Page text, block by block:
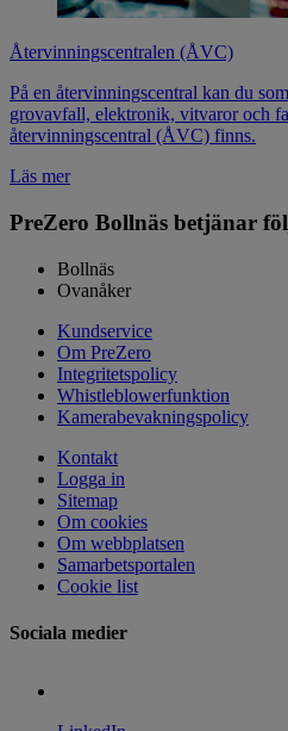
Återvinningscentralen (ÅVC)
På en återvinningscentral kan du
grovavfall, elektronik, vitvaror och
återvinningscentral (ÅVC) finns.
Läs mer
PreZero Bollnäs betjänar
Bollnäs
Ovanåker
Kundservice
Om PreZero
Integritetspolicy
Whistleblowerfunktion
Kamerabevakningspolicy
Kontakt
Logga in
Sitemap
Om cookies
Om webbplatsen
Samarbetsportalen
Cookie list
Sociala medier